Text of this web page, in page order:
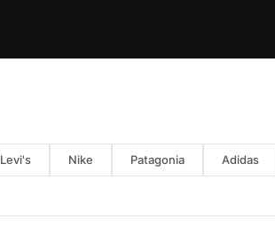
Levi's Nike Patagonia Adidas